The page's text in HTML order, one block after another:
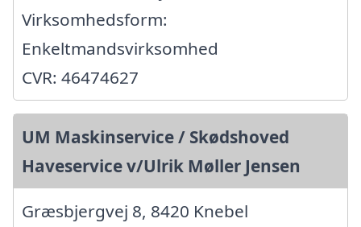
Virksomhedsform:
Enkeltmandsvirksomhed
CVR: 46474627
UM Maskinservice / Skødshoved
Haveservice v/Ulrik Møller Jensen
Græsbjergvej 8, 8420 Knebel